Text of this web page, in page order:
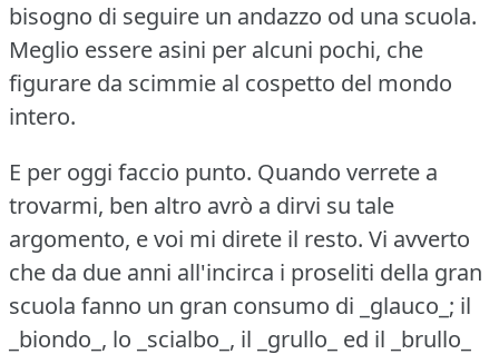
bisogno di seguire un andazzo od una scuola.
Meglio essere asini per alcuni pochi, che
figurare da scimmie al cospetto del mondo
intero.
E per oggi faccio punto. Quando verrete a
trovarmi, ben altro avrò a dirvi su tale
argomento, e voi mi direte il resto. Vi avverto
che da due anni all'incirca i proseliti della gran
scuola fanno un gran consumo di _glauco_; il
_biondo_, lo _scialbo_, il _grullo_ ed il _brullo_